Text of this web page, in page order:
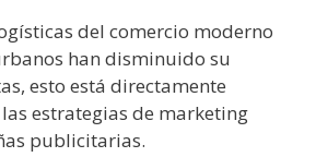
del comercio moderno
han disminuido su
esto está directamente
estrategias de marketing
publicitarias.